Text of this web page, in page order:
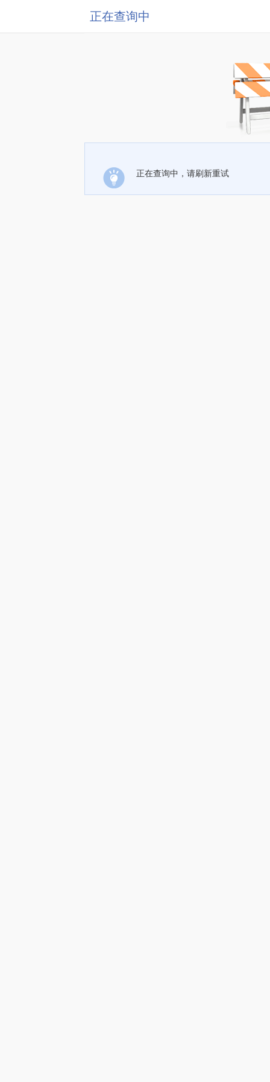
正在查询中
正在查询中，请刷新重试